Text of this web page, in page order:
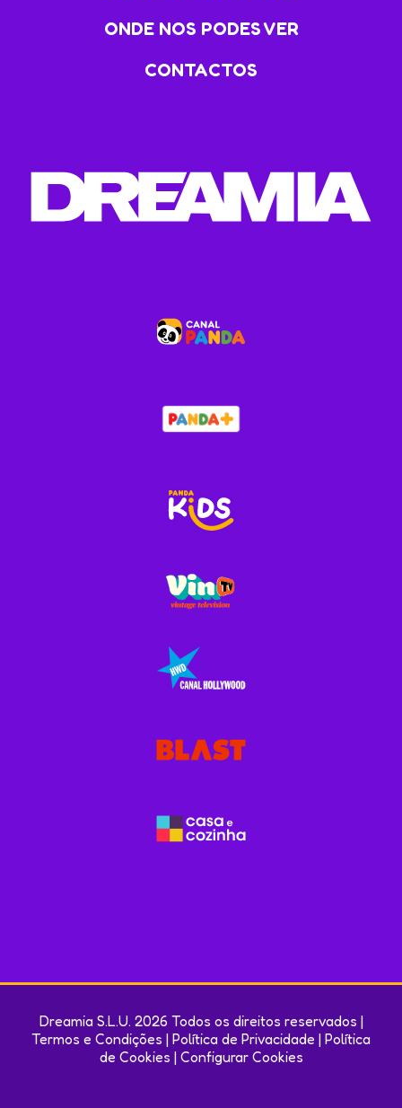
ONDE NOS PODES VER
CONTACTOS
Dreamia S.L.U. 2026 Todos os direitos reservados |
Termos e Condições | Política de Privacidade | Política
de Cookies | Configurar Cookies